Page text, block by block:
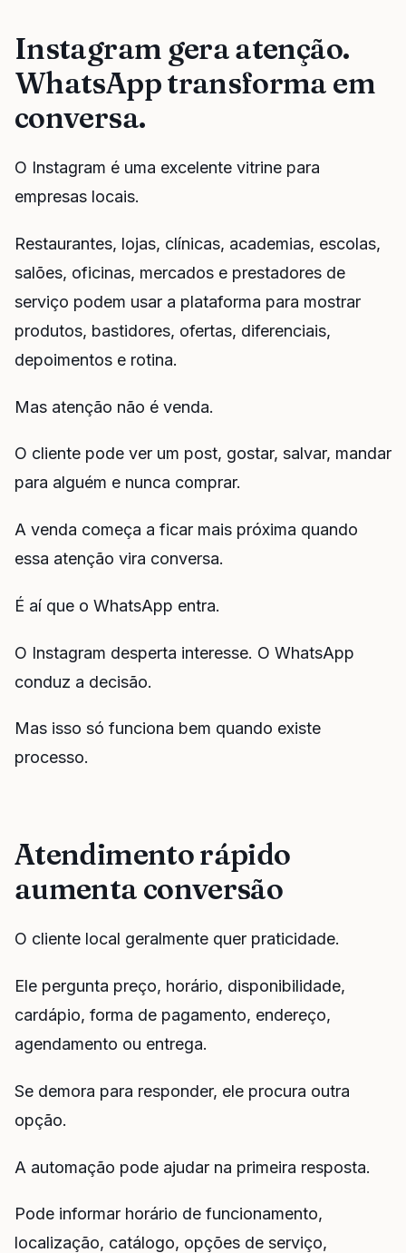
Instagram gera atenção.
WhatsApp transforma em
conversa.
O Instagram é uma excelente vitrine para
empresas locais.
Restaurantes, lojas, clínicas, academias, escolas,
salões, oficinas, mercados e prestadores de
serviço podem usar a plataforma para mostrar
produtos, bastidores, ofertas, diferenciais,
depoimentos e rotina.
Mas atenção não é venda.
O cliente pode ver um post, gostar, salvar, mandar
para alguém e nunca comprar.
A venda começa a ficar mais próxima quando
essa atenção vira conversa.
É aí que o WhatsApp entra.
O Instagram desperta interesse. O WhatsApp
conduz a decisão.
Mas isso só funciona bem quando existe
processo.
Atendimento rápido
aumenta conversão
O cliente local geralmente quer praticidade.
Ele pergunta preço, horário, disponibilidade,
cardápio, forma de pagamento, endereço,
agendamento ou entrega.
Se demora para responder, ele procura outra
opção.
A automação pode ajudar na primeira resposta.
Pode informar horário de funcionamento,
localização, catálogo, opções de serviço,